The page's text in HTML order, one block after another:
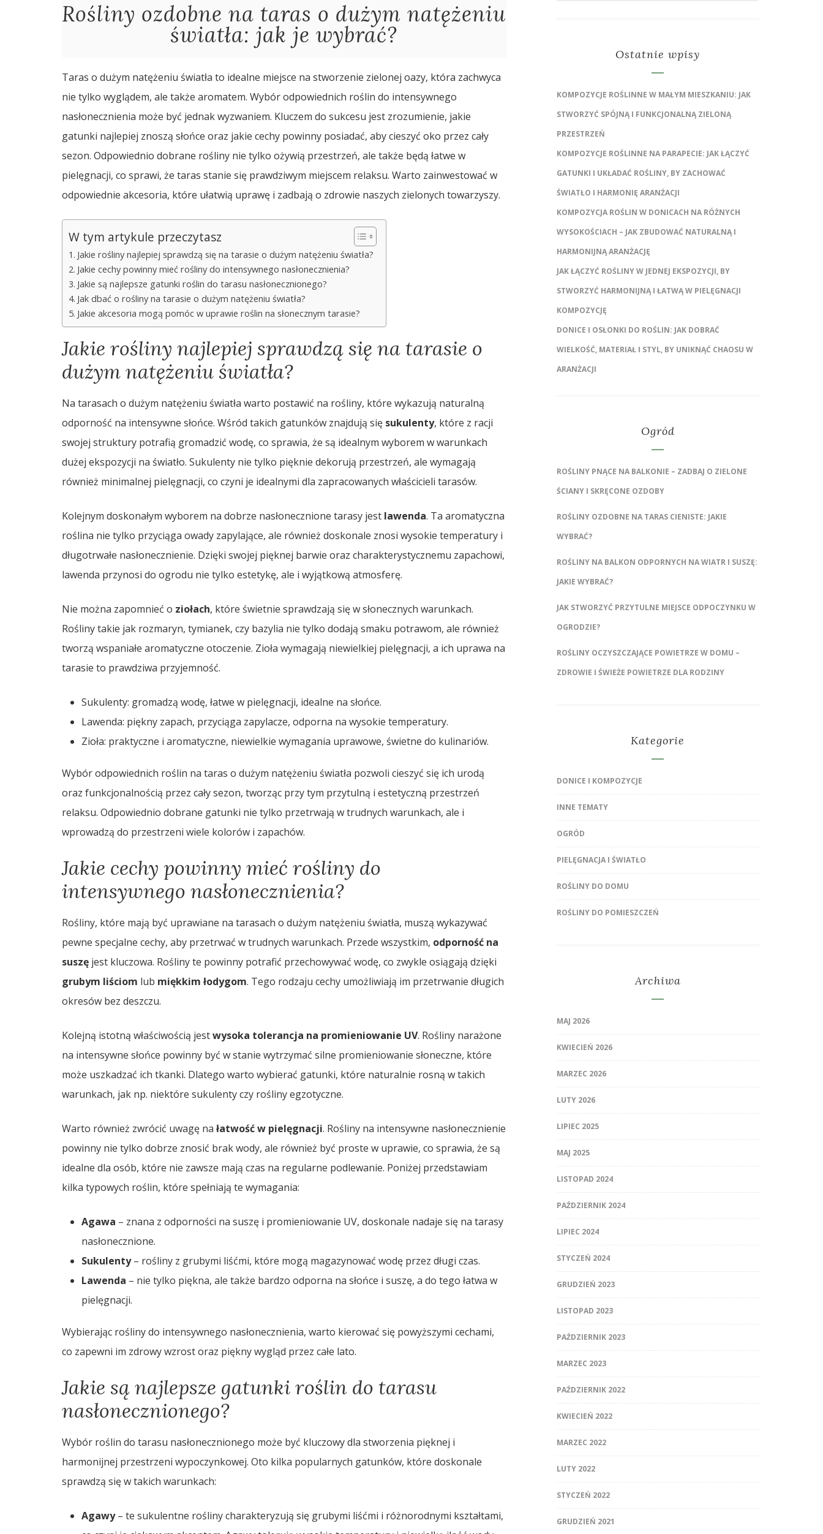
Rośliny ozdobne na taras o dużym natężeniu
światła: jak je wybrać?
Taras o dużym natężeniu światła to idealne miejsce na stworzenie zielonej oazy, która zachwyca
nie tylko wyglądem, ale także aromatem. Wybór odpowiednich roślin do intensywnego
nasłonecznienia może być jednak wyzwaniem. Kluczem do sukcesu jest zrozumienie, jakie
gatunki najlepiej znoszą słońce oraz jakie cechy powinny posiadać, aby cieszyć oko przez cały
sezon. Odpowiednio dobrane rośliny nie tylko ożywią przestrzeń, ale także będą łatwe w
pielęgnacji, co sprawi, że taras stanie się prawdziwym miejscem relaksu. Warto zainwestować w
odpowiednie akcesoria, które ułatwią uprawę i zadbają o zdrowie naszych zielonych towarzyszy.
W tym artykule przeczytasz
Jakie rośliny najlepiej sprawdzą się na tarasie o dużym natężeniu światła?
Jakie cechy powinny mieć rośliny do intensywnego nasłonecznienia?
Jakie są najlepsze gatunki roślin do tarasu nasłonecznionego?
Jak dbać o rośliny na tarasie o dużym natężeniu światła?
Jakie akcesoria mogą pomóc w uprawie roślin na słonecznym tarasie?
Jakie rośliny najlepiej sprawdzą się na tarasie o
dużym natężeniu światła?
Na tarasach o dużym natężeniu światła warto postawić na rośliny, które wykazują naturalną
odporność na intensywne słońce. Wśród takich gatunków znajdują się sukulenty, które z racji
swojej struktury potrafią gromadzić wodę, co sprawia, że są idealnym wyborem w warunkach
dużej ekspozycji na światło. Sukulenty nie tylko pięknie dekorują przestrzeń, ale wymagają
również minimalnej pielęgnacji, co czyni je idealnymi dla zapracowanych właścicieli tarasów.
Kolejnym doskonałym wyborem na dobrze nasłonecznione tarasy jest lawenda. Ta aromatyczna
roślina nie tylko przyciąga owady zapylające, ale również doskonale znosi wysokie temperatury i
długotrwałe nasłonecznienie. Dzięki swojej pięknej barwie oraz charakterystycznemu zapachowi,
lawenda przynosi do ogrodu nie tylko estetykę, ale i wyjątkową atmosferę.
Nie można zapomnieć o ziołach, które świetnie sprawdzają się w słonecznych warunkach.
Rośliny takie jak rozmaryn, tymianek, czy bazylia nie tylko dodają smaku potrawom, ale również
tworzą wspaniałe aromatyczne otoczenie. Zioła wymagają niewielkiej pielęgnacji, a ich uprawa na
tarasie to prawdziwa przyjemność.
Sukulenty: gromadzą wodę, łatwe w pielęgnacji, idealne na słońce.
Lawenda: piękny zapach, przyciąga zapylacze, odporna na wysokie temperatury.
Zioła: praktyczne i aromatyczne, niewielkie wymagania uprawowe, świetne do kulinariów.
Wybór odpowiednich roślin na taras o dużym natężeniu światła pozwoli cieszyć się ich urodą
oraz funkcjonalnością przez cały sezon, tworząc przy tym przytulną i estetyczną przestrzeń
relaksu. Odpowiednio dobrane gatunki nie tylko przetrwają w trudnych warunkach, ale i
wprowadzą do przestrzeni wiele kolorów i zapachów.
Jakie cechy powinny mieć rośliny do
intensywnego nasłonecznienia?
Rośliny, które mają być uprawiane na tarasach o dużym natężeniu światła, muszą wykazywać
pewne specjalne cechy, aby przetrwać w trudnych warunkach. Przede wszystkim, odporność na
suszęjest kluczowa. Rośliny te powinny potrafić przechowywać wodę, co zwykle osiągają dzięki
grubym liściom lub miękkim łodygom. Tego rodzaju cechy umożliwiają im przetrwanie długich
okresów bez deszczu.
Kolejną istotną właściwością jestwysoka tolerancja na promieniowanie UV. Rośliny narażone
na intensywne słońce powinny być w stanie wytrzymać silne promieniowanie słoneczne, które
może uszkadzać ich tkanki. Dlatego warto wybierać gatunki, które naturalnie rosną w takich
warunkach, jak np. niektóre sukulenty czy rośliny egzotyczne.
Warto również zwrócić uwagę na łatwość w pielęgnacji. Rośliny na intensywne nasłonecznienie
powinny nie tylko dobrze znosić brak wody, ale również być proste w uprawie, co sprawia, że są
idealne dla osób, które nie zawsze mają czas na regularne podlewanie. Poniżej przedstawiam
kilka typowych roślin, które spełniają te wymagania:
Agawa – znana z odporności na suszę i promieniowanie UV, doskonale nadaje się na tarasy
nasłonecznione.
Sukulenty– rośliny z grubymi liśćmi, które mogą magazynować wodę przez długi czas.
Lawenda – nie tylko piękna, ale także bardzo odporna na słońce i suszę, a do tego łatwa w
pielęgnacji.
Wybierając rośliny do intensywnego nasłonecznienia, warto kierować się powyższymi cechami,
co zapewni im zdrowy wzrost oraz piękny wygląd przez całe lato.
Jakie są najlepsze gatunki roślin do tarasu
nasłonecznionego?
Wybór roślin do tarasu nasłonecznionego może być kluczowy dla stworzenia pięknej i
harmonijnej przestrzeni wypoczynkowej. Oto kilka popularnych gatunków, które doskonale
sprawdzą się w takich warunkach:
Agawy– te sukulentne rośliny charakteryzują się grubymi liśćmi i różnorodnymi kształtami,
Ostatnie wpisy
KOMPOZYCJE ROŚLINNE W MAŁYM MIESZKANIU: JAK
STWORZYĆ SPÓJNĄ I FUNKCJONALNĄ ZIELONĄ
PRZESTRZEŃ
KOMPOZYCJE ROŚLINNE NA PARAPECIE: JAK ŁĄCZYĆ
GATUNKI I UKŁADAĆ ROŚLINY, BY ZACHOWAĆ
ŚWIATŁO I HARMONIĘ ARANŻACJI
KOMPOZYCJA ROŚLIN W DONICACH NA RÓŻNYCH
WYSOKOŚCIACH – JAK ZBUDOWAĆ NATURALNĄ I
HARMONIJNĄ ARANŻACJĘ
JAK ŁĄCZYĆ ROŚLINY W JEDNEJ EKSPOZYCJI, BY
STWORZYĆ HARMONIJNĄ I ŁATWĄ W PIELĘGNACJI
KOMPOZYCJĘ
DONICE I OSŁONKI DO ROŚLIN: JAK DOBRAĆ
WIELKOŚĆ, MATERIAŁ I STYL, BY UNIKNĄĆ CHAOSU W
ARANŻACJI
Ogród
ROŚLINY PNĄCE NA BALKONIE – ZADBAJ O ZIELONE
ŚCIANY I SKRĘCONE OZDOBY
ROŚLINY OZDOBNE NA TARAS CIENISTE: JAKIE
WYBRAĆ?
ROŚLINY NA BALKON ODPORNYCH NA WIATR I SUSZĘ:
JAKIE WYBRAĆ?
JAK STWORZYĆ PRZYTULNE MIEJSCE ODPOCZYNKU W
OGRODZIE?
ROŚLINY OCZYSZCZAJĄCE POWIETRZE W DOMU –
ZDROWIE I ŚWIEŻE POWIETRZE DLA RODZINY
Kategorie
DONICE I KOMPOZYCJE
INNE TEMATY
OGRÓD
PIELĘGNACJA I ŚWIATŁO
ROŚLINY DO DOMU
ROŚLINY DO POMIESZCZEŃ
Archiwa
MAJ 2026
KWIECIEŃ 2026
MARZEC 2026
LUTY 2026
LIPIEC 2025
MAJ 2025
LISTOPAD 2024
PAŹDZIERNIK 2024
LIPIEC 2024
STYCZEŃ 2024
GRUDZIEŃ 2023
LISTOPAD 2023
PAŹDZIERNIK 2023
MARZEC 2023
PAŹDZIERNIK 2022
KWIECIEŃ 2022
MARZEC 2022
LUTY 2022
STYCZEŃ 2022
GRUDZIEŃ 2021